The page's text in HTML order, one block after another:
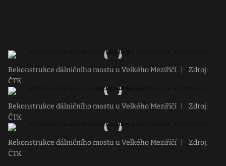
Rekonstrukce dálničního mostu u Velkého Meziříčí
Zdroj:
ČTK
Rekonstrukce dálničního mostu u Velkého Meziříčí
Zdroj:
ČTK
Rekonstrukce dálničního mostu u Velkého Meziříčí
Zdroj:
ČTK